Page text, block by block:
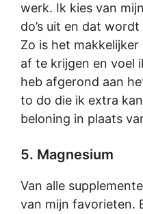
werk. Ik kies van
do’s uit en dat
Zo is het
af te krijgen en voel
heb afgerond aan
to do die ik extra
beloning in plaats
5. Magnesium
Van alle
van mijn favorieten.